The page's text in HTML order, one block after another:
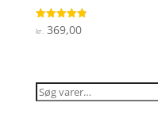
Vurderet
4.9
kr.369,00
Søg